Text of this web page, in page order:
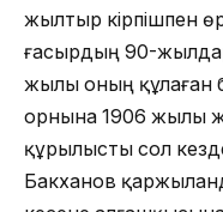
жылтыр кірпішпен
ғасырдың 90-
жылы оның құлаған
орнына 1906 жылы
құрылысты сол
Бакханов